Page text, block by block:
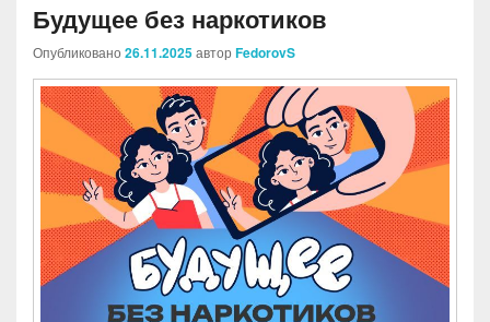
Будущее без наркотиков
Опубликовано 26.11.2025автор FedorovS